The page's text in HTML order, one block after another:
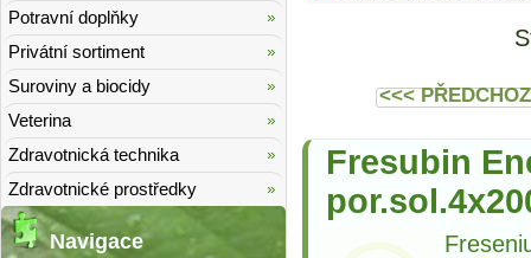
<<<
Fresubin
Potravní doplňky
Privátní sortiment
Suroviny a biocidy
Veterina
Zdravotnická technika
Zdravotnické prostředky
Navigace